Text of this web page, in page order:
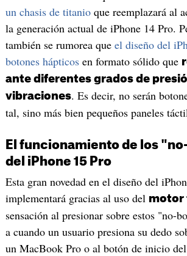
un chasis de titanioque reemplazará al
la generación actual de iPhone 14 Pro.
también se rumorea que el diseño del
botones hápticosen formato sólido que
ante diferentes grados de
vibraciones. Es decir, no serán
tal, sino más bien pequeños paneles
El funcionamiento de los
del iPhone 15 Pro
Esta gran novedad en el diseño del
implementará gracias al uso del motor
sensación al presionar sobre estos "no-
a cuando un usuario presiona su dedo
un MacBook Pro o al botón de inicio del